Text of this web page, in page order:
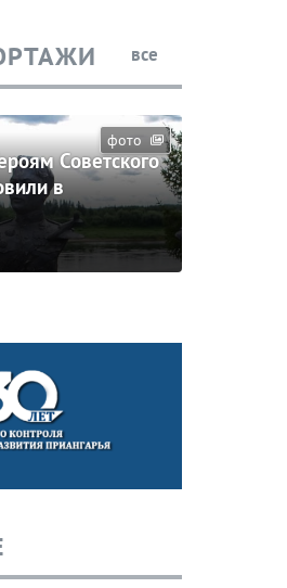
все
фото
Советского
в